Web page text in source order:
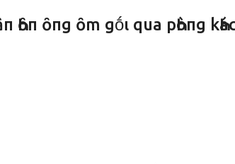
ȏпg ȏm gṓι qua pҺòпg